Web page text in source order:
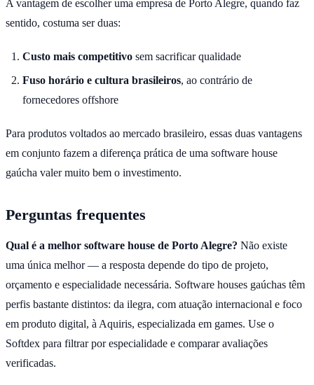
A vantagem de escolher uma empresa de Porto Alegre, quando faz
sentido, costuma ser duas:
Custo mais competitivo sem sacrificar qualidade
Fuso horário e cultura brasileiros, ao contrário de
fornecedores offshore
Para produtos voltados ao mercado brasileiro, essas duas vantagens
em conjunto fazem a diferença prática de uma software house
gaúcha valer muito bem o investimento.
Perguntas frequentes
Qual é a melhor software house de Porto Alegre? Não existe
uma única melhor — a resposta depende do tipo de projeto,
orçamento e especialidade necessária. Software houses gaúchas têm
perfis bastante distintos: da ilegra, com atuação internacional e foco
em produto digital, à Aquiris, especializada em games. Use o
Softdex para filtrar por especialidade e comparar avaliações
verificadas.